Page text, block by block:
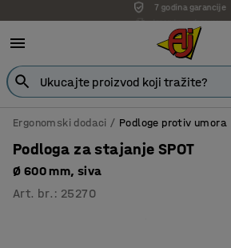
Isporuka po dogovoru
Ergonomski dodaci Podloge protiv umora
Podloga za stajanje SPOT
Ø 600 mm, siva
Art. br. : 25270